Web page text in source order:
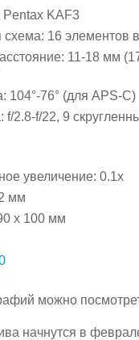
Pentax KAF3
схема: 16 элементов
11-18 мм
104°-76° (для APS-C)
2.8-f/22, 9
увеличение: 0.1x
мм
x 100 мм
можно
начнутся в